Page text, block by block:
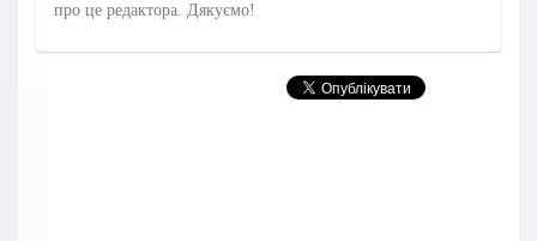
про це редактора. Дякуємо!